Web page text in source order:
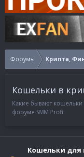
Форумы Крипта,
Кошельки в
Какие бывают кошельки
форуме SMM Profi.
Кошельки для